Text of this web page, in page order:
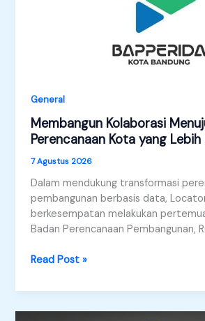
General
Membangun Kolaborasi
Perencanaan Kota yang
7 Agustus 2026
Dalam mendukung transformasi
pembangunan berbasis data,
berkesempatan melakukan
Badan Perencanaan Pembangunan,
Membangun
Menuju
Read Post »